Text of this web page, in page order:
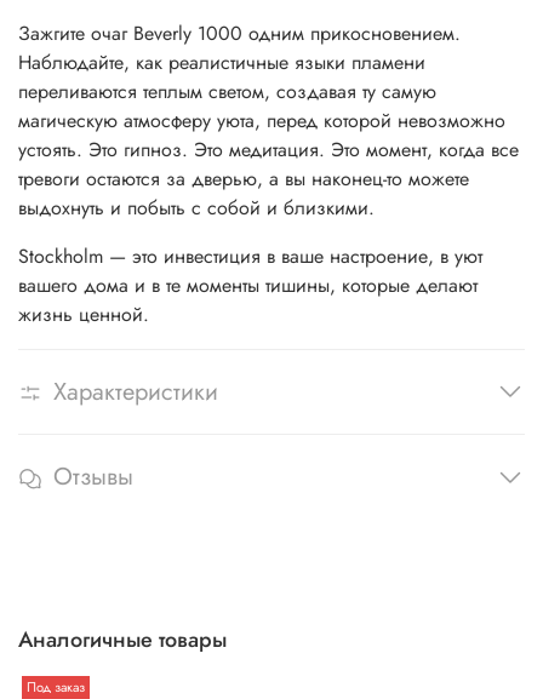
Зажгите очаг Beverly 1000 одним прикосновением.
Наблюдайте, как реалистичные языки пламени
переливаются теплым светом, создавая ту самую
магическую атмосферу уюта, перед которой невозможно
устоять. Это гипноз. Это медитация. Это момент, когда все
тревоги остаются за дверью, а вы наконец-то можете
выдохнуть и побыть с собой и близкими.
Stockholm — это инвестиция в ваше настроение, в уют
вашего дома и в те моменты тишины, которые делают
жизнь ценной.
Характеристики
Отзывы
Аналогичные товары
Под заказ